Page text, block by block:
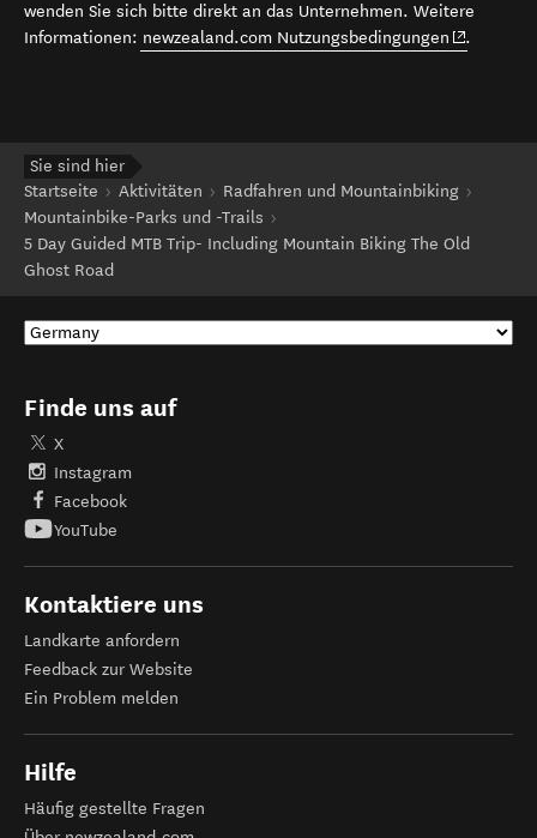
wenden Sie sich bitte direkt an das Unternehmen. Weitere
Informationen: newzealand.com Nutzungsbedingungen (opens in
.
Sie sind hier
Startseite
Aktivitäten
Radfahren und Mountainbiking
Mountainbike-Parks und -Trails
5 Day Guided MTB Trip- Including Mountain Biking The Old
Ghost Road
Finde uns auf
X
Instagram
Facebook
YouTube
Kontaktiere uns
Landkarte anfordern
Feedback zur Website
Ein Problem melden
Hilfe
Häufig gestellte Fragen